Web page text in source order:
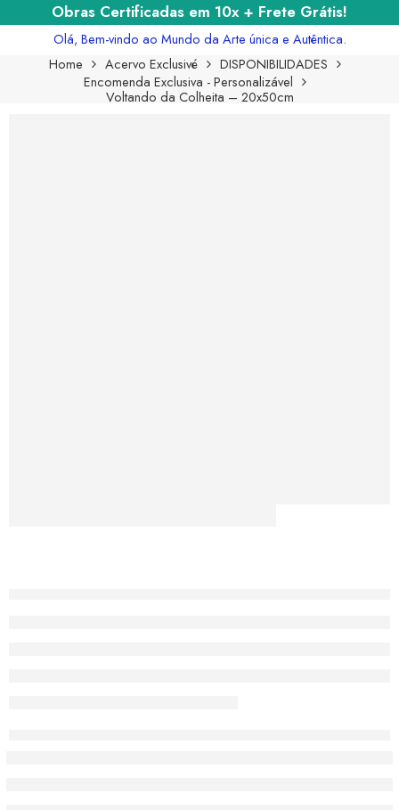
Obras Certificadas em 10x + Frete Grátis!
Olá, Bem-vindo ao Mundo da Arte única e Autêntica.
Home
Acervo Exclusivé
DISPONIBILIDADES
Encomenda Exclusiva - Personalizável
Voltando da Colheita – 20x50cm